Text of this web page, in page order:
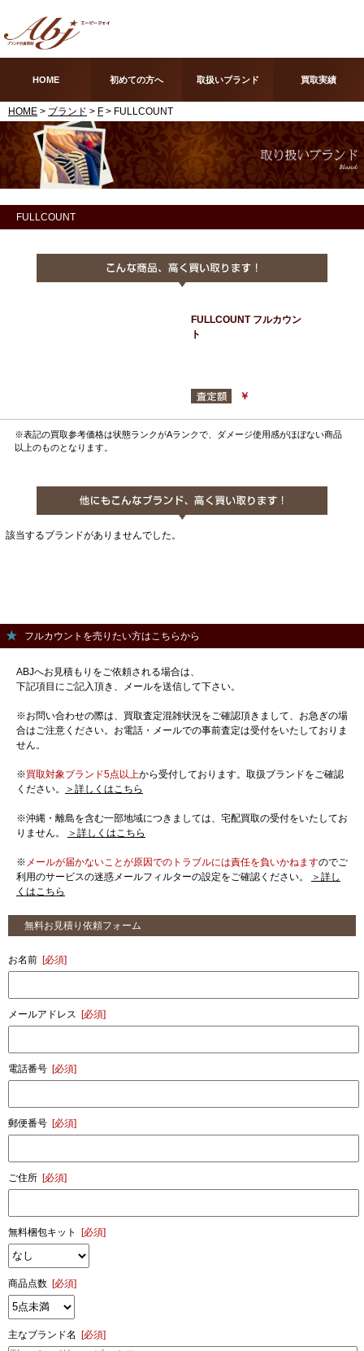
HOME 初めての方へ 取扱いブランド 買取実績
HOME > ブランド > F > FULLCOUNT
FULLCOUNT
FULLCOUNT フルカウン
ト
￥
※表記の買取参考価格は状態ランクがAランクで、ダメージ使用感がほぼない商品
以上のものとなります。
該当するブランドがありませんでした。
フルカウントを売りたい方はこちらから
ABJへお見積もりをご依頼される場合は、
下記項目にご記入頂き、メールを送信して下さい。
※お問い合わせの際は、買取査定混雑状況をご確認頂きまして、お急ぎの場
合はご注意ください。お電話・メールでの事前査定は受付をいたしておりま
せん。
※買取対象ブランド5点以上から受付しております。取扱ブランドをご確認
ください。
＞詳しくはこちら
※沖縄・離島を含む一部地域につきましては、宅配買取の受付をいたしてお
りません。
＞詳しくはこちら
※ メールが届かないことが原因でのトラブルには責任を負いかねますのでご
利用のサービスの迷惑メールフィルターの設定をご確認ください。
＞詳し
くはこちら
無料お見積り依頼フォーム
お名前 [必須]
メールアドレス [必須]
電話番号 [必須]
郵便番号 [必須]
ご住所 [必須]
無料梱包キット [必須]
商品点数 [必須]
主なブランド名 [必須]